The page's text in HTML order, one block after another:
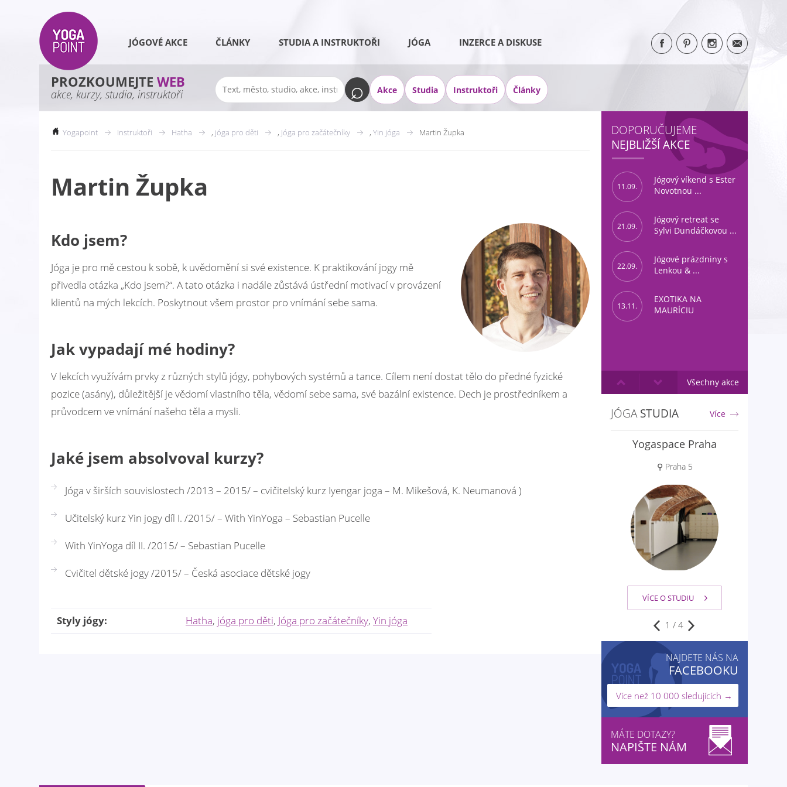
JÓGOVÉ AKCE ČLÁNKY STUDIA A INSTRUKTOŘI JÓGA INZERCE A DISKUSE
PROZKOUMEJTE WEB
akce, kurzy, studia, instruktoři Akce Studia Instruktoři Články
Yogapoint Instruktoři Hatha , jóga pro děti , Jóga pro začátečníky , Yin jóga Martin Župka
Martin Župka
Kdo jsem?
Jóga je pro mě cestou k sobě, k uvědomění si své existence. K praktikování jogy mě
přivedla otázka „Kdo jsem?“. A tato otázka i nadále zůstává ústřední motivací v provázení
klientů na mých lekcích. Poskytnout všem prostor pro vnímání sebe sama.
Jak vypadají mé hodiny?
V lekcích využívám prvky z různých stylů jógy, pohybových systémů a tance. Cílem není dostat tělo do předné fyzické
pozice (asány), důležitější je vědomí vlastního těla, vědomí sebe sama, své bazální existence. Dech je prostředníkem a
průvodcem ve vnímání našeho těla a mysli.
Jaké jsem absolvoval kurzy?
Jóga v širších souvislostech /2013 – 2015/ – cvičitelský kurz Iyengar joga – M. Mikešová, K. Neumanová )
Učitelský kurz Yin jogy díl I. /2015/ – With YinYoga – Sebastian Pucelle
With YinYoga díl II. /2015/ – Sebastian Pucelle
Cvičitel dětské jogy /2015/ – Česká asociace dětské jogy
Styly jógy: Hatha, jóga pro děti, Jóga pro začátečníky, Yin jóga
DOPORUČUJEME
NEJBLIŽŠÍ AKCE
11.09.
Jógový víkend s Ester
Novotnou ...
21.09.
Jógový retreat se
Sylvi Dundáčkovou ...
22.09.
Jógové prázdniny s
Lenkou & ...
13.11.
EXOTIKA NA
MAURÍCIU
Všechny akce
JÓGASTUDIA Více
Yogaspace Praha
⚲ Praha 5
VÍCE O STUDIU
Aloha jóga
⚲ Praha 6
VÍCE O STUDIU
1 / 4
NAJDETE NÁS NA
FACEBOOKU
Více než 10 000 sledujících →
MÁTE DOTAZY?
NAPIŠTE NÁM